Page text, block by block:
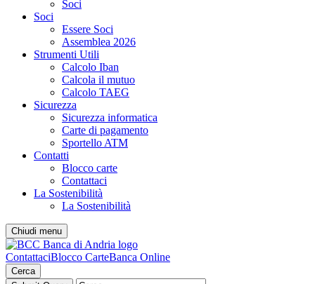
Soci
Soci
Essere Soci
Assemblea 2026
Strumenti Utili
Calcolo Iban
Calcola il mutuo
Calcolo TAEG
Sicurezza
Sicurezza informatica
Carte di pagamento
Sportello ATM
Contatti
Blocco carte
Contattaci
La Sostenibilità
La Sostenibilità
Chiudi menu
ContattaciBlocco CarteBanca Online
Cerca